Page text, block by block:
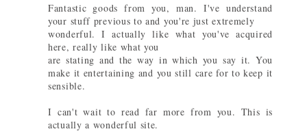
Fantastic goods from you, man. I've understand
your stuff previous to and you're just extremely
wonderful. I actually like what you've acquired
here, really like what you
are stating and the way in which you say it. You
make it entertaining and you still care for to keep it
sensible.
I can't wait to read far more from you. This is
actually a wonderful site.